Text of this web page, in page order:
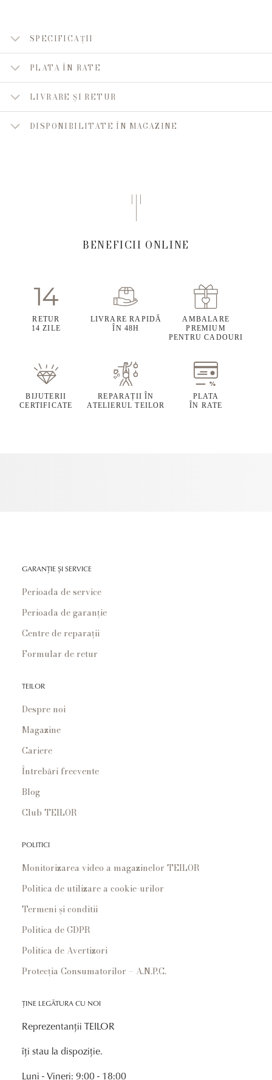
SPECIFICAȚII
PLATA ÎN RATE
LIVRARE ȘI RETUR
DISPONIBILITATE ÎN MAGAZINE
BENEFICII ONLINE
RETUR
14 ZILE
LIVRARE RAPIDĂ
ÎN 48H
AMBALARE
PREMIUM
PENTRU CADOURI
BIJUTERII
CERTIFICATE
REPARAȚII ÎN
ATELIERUL TEILOR
PLATA
ÎN RATE
GARANȚIE ȘI SERVICE
Perioada de service
Perioada de garanție
Centre de reparații
Formular de retur
TEILOR
Despre noi
Magazine
Cariere
Întrebări frecvente
Blog
Club TEILOR
POLITICI
Monitorizarea video a magazinelor TEILOR
Politica de utilizare a cookie-urilor
Termeni și conditii
Politica de GDPR
Politica de Avertizori
Protecția Consumatorilor – A.N.P.C.
ȚINE LEGĂTURA CU NOI
Reprezentanții TEILOR
îți stau la dispoziție.
Luni - Vineri: 9:00 - 18:00